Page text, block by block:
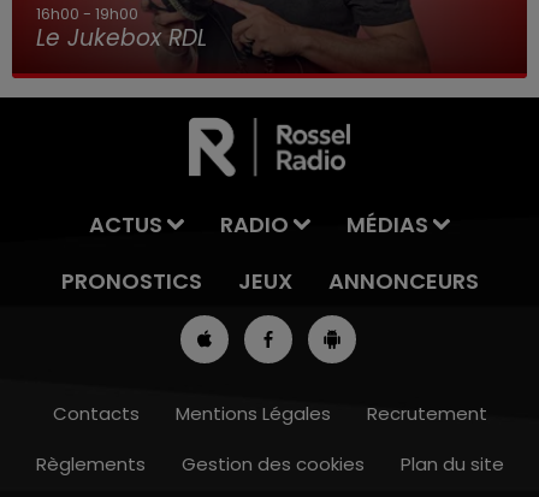
13h00 - 16h00
16h00 - 19h00
Le Jukebox RDL
ACTUS RADIO
MÉDIAS
PRONOSTICS
JEUX ANNONCEURS
Contacts Mentions Légales
Recrutement
Règlements
Gestion des cookies Plan du site